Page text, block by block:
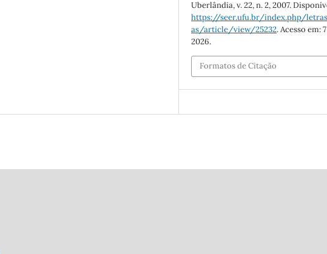
Uberlândia, v. 22, n. 2, 2007.
https://seer.ufu.br/index.php/
as/article/view/25232. Acesso em:
2026.
Formatos de Citação